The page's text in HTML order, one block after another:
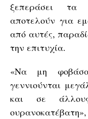
ξεπεράσει τα
αποτελούν για
από αυτές,
την επιτυχία.
«Να μη
γεννιούνται
και σε